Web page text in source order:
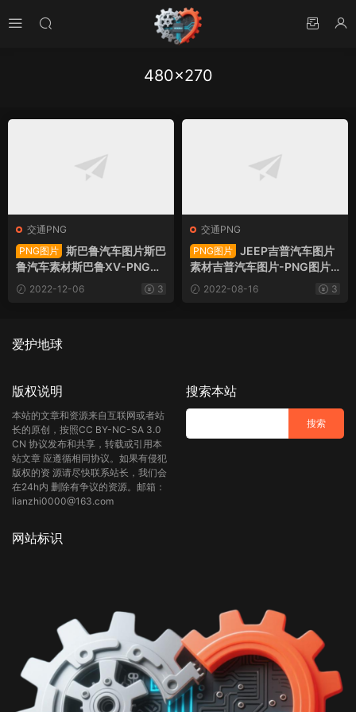
480×270
交通PNG
PNG图片 斯巴鲁汽车图片斯巴
鲁汽车素材斯巴鲁XV-PNG图
片11971下载
2022-12-06 3
交通PNG
PNG图片 JEEP吉普汽车图片
素材吉普汽车图片-PNG图片3
4171下载
2022-08-16 3
爱护地球
版权说明
本站的文章和资源来自互联网或者站
长的原创，按照CC BY-NC-SA 3.0
CN 协议发布和共享，转载或引用本
站文章 应遵循相同协议。如果有侵犯
版权的资 源请尽快联系站长，我们会
在24h内 删除有争议的资源。邮箱：
lianzhi0000@163.com
搜索本站
网站标识